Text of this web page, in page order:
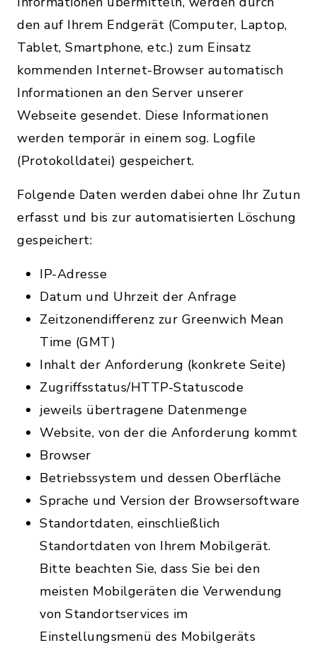
den auf Ihrem Endgerät (Computer, Laptop,
Tablet, Smartphone, etc.) zum Einsatz
kommenden Internet-Browser automatisch
Informationen an den Server unserer
Webseite gesendet. Diese Informationen
werden temporär in einem sog. Logfile
(Protokolldatei) gespeichert.
Folgende Daten werden dabei ohne Ihr Zutun
erfasst und bis zur automatisierten Löschung
gespeichert:
IP-Adresse
Datum und Uhrzeit der Anfrage
Zeitzonendifferenz zur Greenwich Mean
Time (GMT)
Inhalt der Anforderung (konkrete Seite)
Zugriffsstatus/HTTP-Statuscode
jeweils übertragene Datenmenge
Website, von der die Anforderung kommt
Browser
Betriebssystem und dessen Oberfläche
Sprache und Version der Browsersoftware
Standortdaten, einschließlich
Standortdaten von Ihrem Mobilgerät.
Bitte beachten Sie, dass Sie bei den
meisten Mobilgeräten die Verwendung
von Standortservices im
Einstellungsmenü des Mobilgeräts